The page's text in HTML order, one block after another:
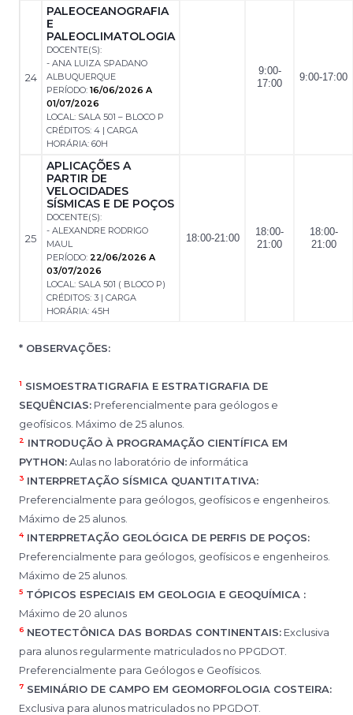
24
PALEOCEANOGRAFIA
E
PALEOCLIMATOLOGIA
DOCENTE(S):
- ANA LUIZA SPADANO
ALBUQUERQUE
PERÍODO: 16/06/2026 A
01/07/2026
LOCAL: SALA 501 – BLOCO P
CRÉDITOS: 4 | CARGA
HORÁRIA: 60H
9:00-
17:00
9:00-17:00
25
APLICAÇÕES A
PARTIR DE
VELOCIDADES
SÍSMICAS E DE POÇOS
DOCENTE(S):
- ALEXANDRE RODRIGO
MAUL
PERÍODO: 22/06/2026 A
03/07/2026
LOCAL: SALA 501 ( BLOCO P)
CRÉDITOS: 3 | CARGA
HORÁRIA: 45H
18:00-21:00
18:00-
21:00
18:00-
21:00
* OBSERVAÇÕES:
1 SISMOESTRATIGRAFIA E ESTRATIGRAFIA DE
SEQUÊNCIAS: Preferencialmente para geólogos e
geofísicos. Máximo de 25 alunos.
2 INTRODUÇÃO À PROGRAMAÇÃO CIENTÍFICA EM
PYTHON:Aulas no laboratório de informática
3 INTERPRETAÇÃO SÍSMICA QUANTITATIVA:
Preferencialmente para geólogos, geofísicos e engenheiros.
Máximo de 25 alunos.
4INTERPRETAÇÃO GEOLÓGICA DE PERFIS DE POÇOS:
Preferencialmente para geólogos, geofísicos e engenheiros.
Máximo de 25 alunos.
5 TÓPICOS ESPECIAIS EM GEOLOGIA E GEOQUÍMICA :
Máximo de 20 alunos
6 NEOTECTÔNICA DAS BORDAS CONTINENTAIS: Exclusiva
para alunos regularmente matriculados no PPGDOT.
Preferencialmente para Geólogos e Geofísicos.
7 SEMINÁRIO DE CAMPO EM GEOMORFOLOGIA COSTEIRA:
Exclusiva para alunos matriculados no PPGDOT.